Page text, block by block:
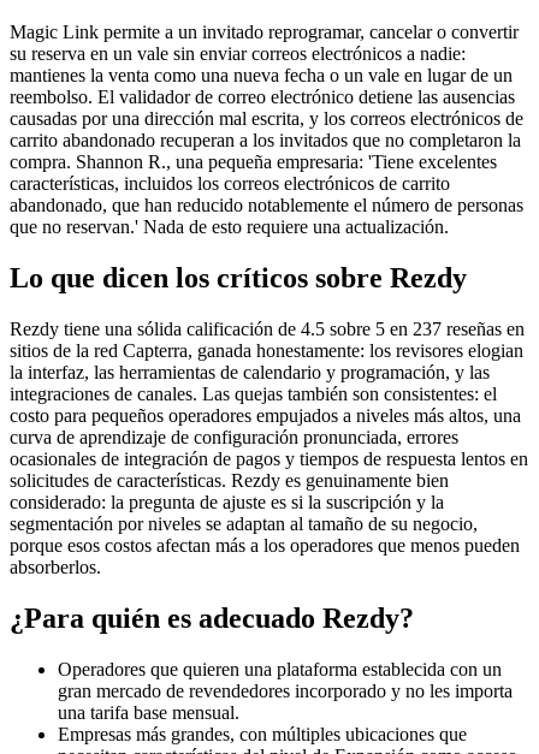
Magic Link permite a un invitado reprogramar, cancelar o convertir
su reserva en un vale sin enviar correos electrónicos a nadie:
mantienes la venta como una nueva fecha o un vale en lugar de un
reembolso. El validador de correo electrónico detiene las ausencias
causadas por una dirección mal escrita, y los correos electrónicos de
carrito abandonado recuperan a los invitados que no completaron la
compra. Shannon R., una pequeña empresaria: 'Tiene excelentes
características, incluidos los correos electrónicos de carrito
abandonado, que han reducido notablemente el número de personas
que no reservan.' Nada de esto requiere una actualización.
Lo que dicen los críticos sobre Rezdy
Rezdy tiene una sólida calificación de 4.5 sobre 5 en 237 reseñas en
sitios de la red Capterra, ganada honestamente: los revisores elogian
la interfaz, las herramientas de calendario y programación, y las
integraciones de canales. Las quejas también son consistentes: el
costo para pequeños operadores empujados a niveles más altos, una
curva de aprendizaje de configuración pronunciada, errores
ocasionales de integración de pagos y tiempos de respuesta lentos en
solicitudes de características. Rezdy es genuinamente bien
considerado: la pregunta de ajuste es si la suscripción y la
segmentación por niveles se adaptan al tamaño de su negocio,
porque esos costos afectan más a los operadores que menos pueden
absorberlos.
¿Para quién es adecuado Rezdy?
Operadores que quieren una plataforma establecida con un
gran mercado de revendedores incorporado y no les importa
una tarifa base mensual.
Empresas más grandes, con múltiples ubicaciones que